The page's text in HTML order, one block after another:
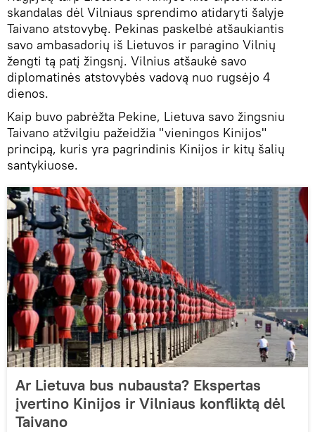
skandalas dėl Vilniaus sprendimo atidaryti šalyje
Taivano atstovybę. Pekinas paskelbė atšaukiantis
savo ambasadorių iš Lietuvos ir paragino Vilnių
žengti tą patį žingsnį. Vilnius atšaukė savo
diplomatinės atstovybės vadovą nuo rugsėjo 4
dienos.
Kaip buvo pabrėžta Pekine, Lietuva savo žingsniu
Taivano atžvilgiu pažeidžia "vieningos Kinijos"
principą, kuris yra pagrindinis Kinijos ir kitų šalių
santykiuose.
Ar Lietuva bus nubausta? Ekspertas
įvertino Kinijos ir Vilniaus konfliktą dėl
Taivano